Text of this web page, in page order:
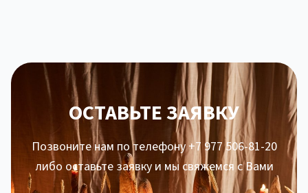
ОСТАВЬТЕ ЗАЯВКУ
Позвоните нам по телефону +7 977 506-81-20
либо оставьте заявку и мы свяжемся с Вами